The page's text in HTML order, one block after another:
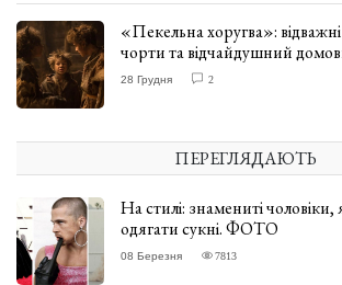
«Пекельна хоругва»:
чорти та відчайдушний
ВІДГУК
28 Грудня 2
ПЕРЕГЛЯДАЮТЬ
На стилі: знамениті
одягати сукні. ФОТО
08 Березня 7813